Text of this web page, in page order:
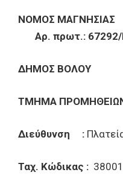
ΝΟΜΟΣ
Αρ. πρωτ.: 67292/
ΔΗΜΟΣ
ΤΜΗΜΑ
Διεύθυνση :
Ταχ. Κώδικας : 38001